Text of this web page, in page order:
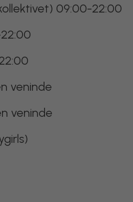
09:00-22:00
veninde
veninde